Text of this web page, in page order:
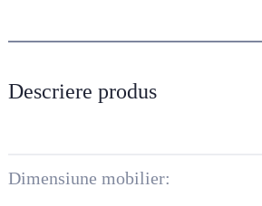
Descriere produs
Dimensiune mobilier: